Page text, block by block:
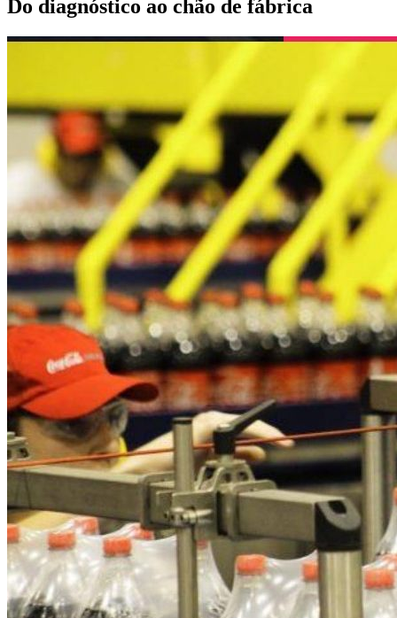
Do diagnóstico ao chão de fábrica